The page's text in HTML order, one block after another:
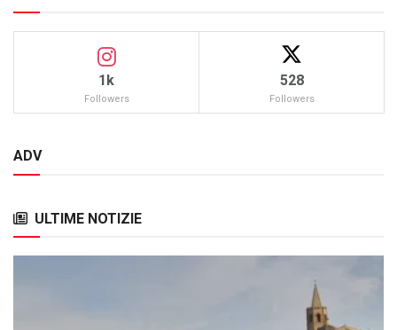
1k
Followers
528
Followers
ADV
ULTIME NOTIZIE